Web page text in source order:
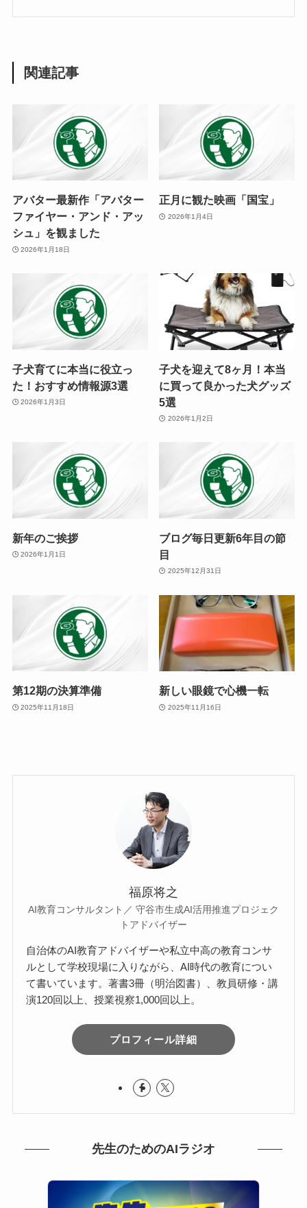
関連記事
アバター最新作「アバター
ファイヤー・アンド・アッ
シュ」を観ました
2026年1月18日
正月に観た映画「国宝」
2026年1月4日
子犬育てに本当に役立っ
た！おすすめ情報源3選
2026年1月3日
子犬を迎えて8ヶ月！本当
に買って良かった犬グッズ
5選
2026年1月2日
新年のご挨拶
2026年1月1日
ブログ毎日更新6年目の節
目
2025年12月31日
第12期の決算準備
2025年11月18日
新しい眼鏡で心機一転
2025年11月16日
福原将之
AI教育コンサルタント／ 守谷市生成AI活用推進プロジェク
トアドバイザー
自治体のAI教育アドバイザーや私立中高の教育コンサ
ルとして学校現場に入りながら、AI時代の教育につい
て書いています。著書3冊（明治図書）、教員研修・講
演120回以上、授業視察1,000回以上。
プロフィール詳細
先生のためのAIラジオ